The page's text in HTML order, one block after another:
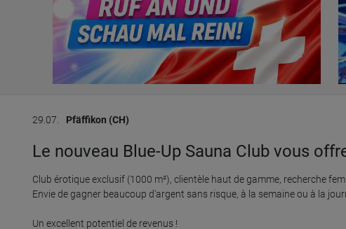
29.07. Pfäffikon (CH)
Le nouveau Blue-Up Sauna Club vous
Club érotique exclusif (1000 m²), clientèle haut de gamme, recherche
Envie de gagner beaucoup d'argent sans risque, à la semaine ou à la
Un excellent potentiel de revenus !